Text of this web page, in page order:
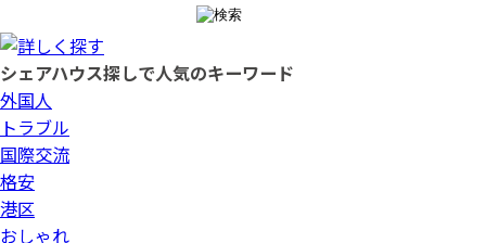
シェアハウス探しで人気のキーワード
外国人
トラブル
国際交流
格安
港区
おしゃれ